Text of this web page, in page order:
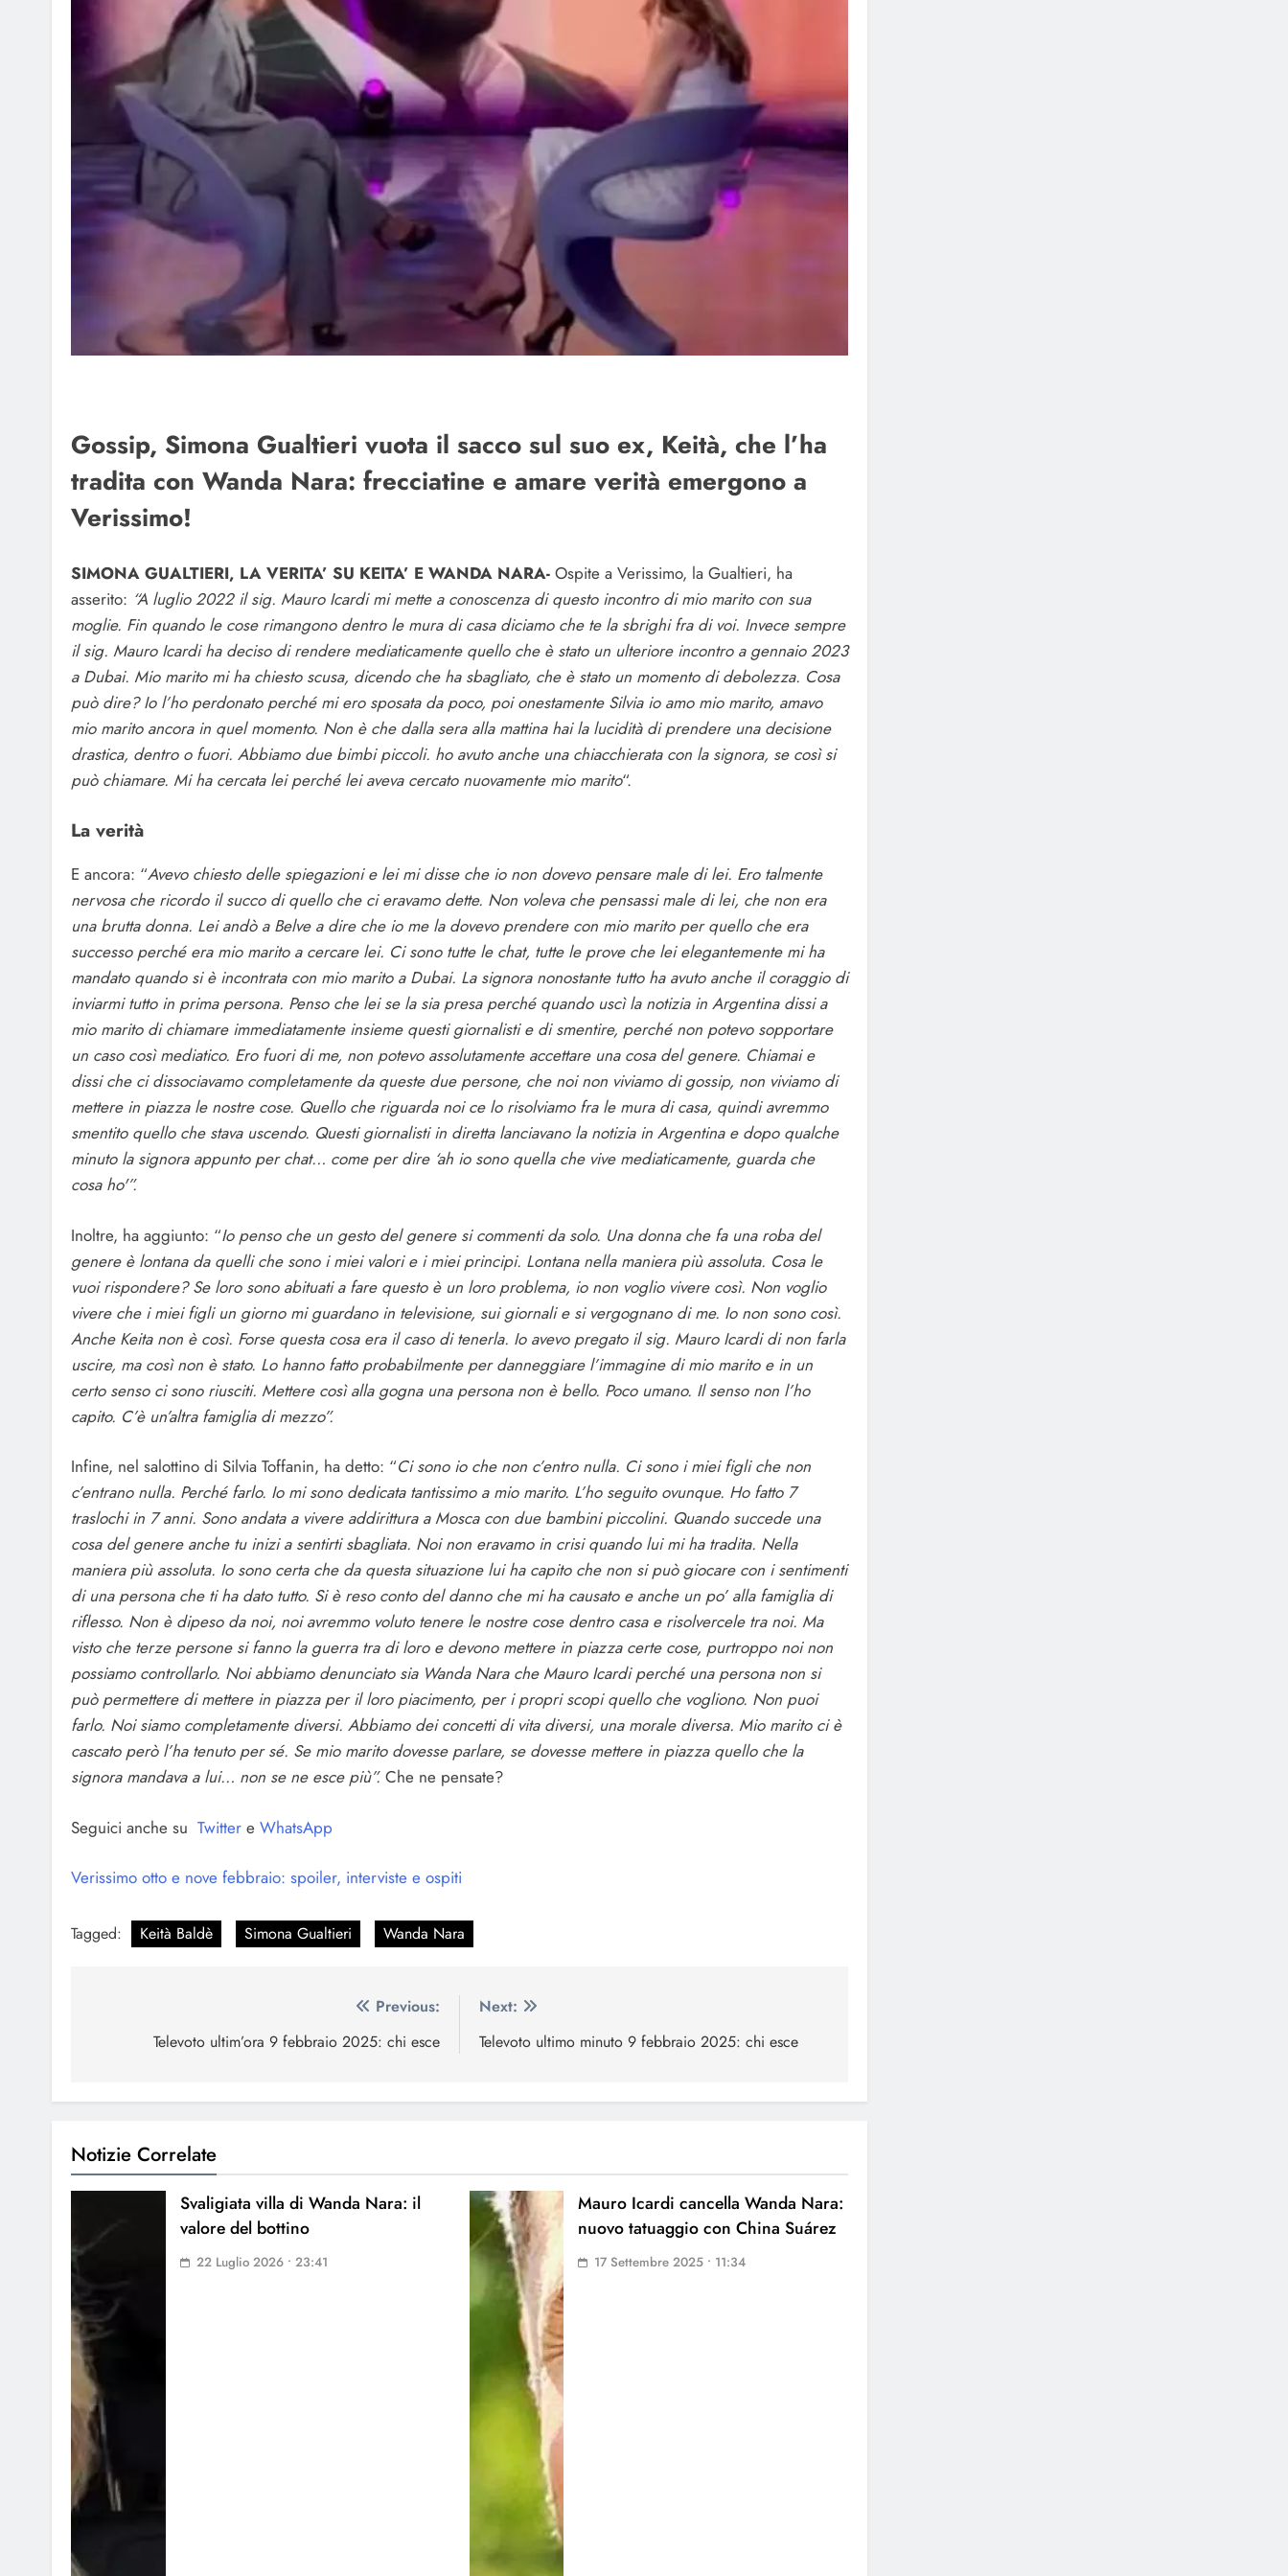
Gossip, Simona Gualtieri vuota il sacco sul suo ex, Keità, che l’ha
tradita con Wanda Nara: frecciatine e amare verità emergono a
Verissimo!
SIMONA GUALTIERI, LA VERITA’ SU KEITA’ E WANDA NARA- Ospite a Verissimo, la Gualtieri, ha
asserito: “A luglio 2022 il sig. Mauro Icardi mi mette a conoscenza di questo incontro di mio marito con sua
moglie. Fin quando le cose rimangono dentro le mura di casa diciamo che te la sbrighi fra di voi. Invece sempre
il sig. Mauro Icardi ha deciso di rendere mediaticamente quello che è stato un ulteriore incontro a gennaio 2023
a Dubai. Mio marito mi ha chiesto scusa, dicendo che ha sbagliato, che è stato un momento di debolezza. Cosa
può dire? Io l’ho perdonato perché mi ero sposata da poco, poi onestamente Silvia io amo mio marito, amavo
mio marito ancora in quel momento. Non è che dalla sera alla mattina hai la lucidità di prendere una decisione
drastica, dentro o fuori. Abbiamo due bimbi piccoli. ho avuto anche una chiacchierata con la signora, se così si
può chiamare. Mi ha cercata lei perché lei aveva cercato nuovamente mio marito“.
La verità
E ancora: “Avevo chiesto delle spiegazioni e lei mi disse che io non dovevo pensare male di lei. Ero talmente
nervosa che ricordo il succo di quello che ci eravamo dette. Non voleva che pensassi male di lei, che non era
una brutta donna. Lei andò a Belve a dire che io me la dovevo prendere con mio marito per quello che era
successo perché era mio marito a cercare lei. Ci sono tutte le chat, tutte le prove che lei elegantemente mi ha
mandato quando si è incontrata con mio marito a Dubai. La signora nonostante tutto ha avuto anche il coraggio di
inviarmi tutto in prima persona. Penso che lei se la sia presa perché quando uscì la notizia in Argentina dissi a
mio marito di chiamare immediatamente insieme questi giornalisti e di smentire, perché non potevo sopportare
un caso così mediatico. Ero fuori di me, non potevo assolutamente accettare una cosa del genere. Chiamai e
dissi che ci dissociavamo completamente da queste due persone, che noi non viviamo di gossip, non viviamo di
mettere in piazza le nostre cose. Quello che riguarda noi ce lo risolviamo fra le mura di casa, quindi avremmo
smentito quello che stava uscendo. Questi giornalisti in diretta lanciavano la notizia in Argentina e dopo qualche
minuto la signora appunto per chat… come per dire ‘ah io sono quella che vive mediaticamente, guarda che
cosa ho'”.
Inoltre, ha aggiunto: “Io penso che un gesto del genere si commenti da solo. Una donna che fa una roba del
genere è lontana da quelli che sono i miei valori e i miei principi. Lontana nella maniera più assoluta. Cosa le
vuoi rispondere? Se loro sono abituati a fare questo è un loro problema, io non voglio vivere così. Non voglio
vivere che i miei figli un giorno mi guardano in televisione, sui giornali e si vergognano di me. Io non sono così.
Anche Keita non è così. Forse questa cosa era il caso di tenerla. Io avevo pregato il sig. Mauro Icardi di non farla
uscire, ma così non è stato. Lo hanno fatto probabilmente per danneggiare l’immagine di mio marito e in un
certo senso ci sono riusciti. Mettere così alla gogna una persona non è bello. Poco umano. Il senso non l’ho
capito. C’è un’altra famiglia di mezzo”.
Infine, nel salottino di Silvia Toffanin, ha detto: “Ci sono io che non c’entro nulla. Ci sono i miei figli che non
c’entrano nulla. Perché farlo. Io mi sono dedicata tantissimo a mio marito. L’ho seguito ovunque. Ho fatto 7
traslochi in 7 anni. Sono andata a vivere addirittura a Mosca con due bambini piccolini. Quando succede una
cosa del genere anche tu inizi a sentirti sbagliata. Noi non eravamo in crisi quando lui mi ha tradita. Nella
maniera più assoluta. Io sono certa che da questa situazione lui ha capito che non si può giocare con i sentimenti
di una persona che ti ha dato tutto. Si è reso conto del danno che mi ha causato e anche un po’ alla famiglia di
riflesso. Non è dipeso da noi, noi avremmo voluto tenere le nostre cose dentro casa e risolvercele tra noi. Ma
visto che terze persone si fanno la guerra tra di loro e devono mettere in piazza certe cose, purtroppo noi non
possiamo controllarlo. Noi abbiamo denunciato sia Wanda Nara che Mauro Icardi perché una persona non si
può permettere di mettere in piazza per il loro piacimento, per i propri scopi quello che vogliono. Non puoi
farlo. Noi siamo completamente diversi. Abbiamo dei concetti di vita diversi, una morale diversa. Mio marito ci è
cascato però l’ha tenuto per sé. Se mio marito dovesse parlare, se dovesse mettere in piazza quello che la
signora mandava a lui… non se ne esce più”. Che ne pensate?
Seguici anche su Twitter e WhatsApp
Verissimo otto e nove febbraio: spoiler, interviste e ospiti
Tagged: Keità Baldè Simona Gualtieri Wanda Nara
articoli
Previous:
Televoto ultim’ora 9 febbraio 2025: chi esce
Next:
Televoto ultimo minuto 9 febbraio 2025: chi esce
Notizie Correlate
Svaligiata villa di Wanda Nara: il
valore del bottino
22 Luglio 2026 • 23:41
Mauro Icardi cancella Wanda Nara:
nuovo tatuaggio con China Suárez
17 Settembre 2025 • 11:34